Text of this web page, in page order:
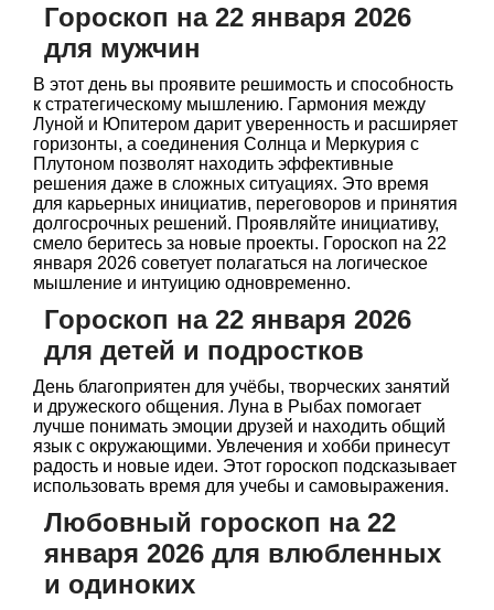
Гороскоп на 22 января 2026
для мужчин
В этот день вы проявите решимость и способность
к стратегическому мышлению. Гармония между
Луной и Юпитером дарит уверенность и расширяет
горизонты, а соединения Солнца и Меркурия с
Плутоном позволят находить эффективные
решения даже в сложных ситуациях. Это время
для карьерных инициатив, переговоров и принятия
долгосрочных решений. Проявляйте инициативу,
смело беритесь за новые проекты. Гороскоп на 22
января 2026 советует полагаться на логическое
мышление и интуицию одновременно.
Гороскоп на 22 января 2026
для детей и подростков
День благоприятен для учёбы, творческих занятий
и дружеского общения. Луна в Рыбах помогает
лучше понимать эмоции друзей и находить общий
язык с окружающими. Увлечения и хобби принесут
радость и новые идеи. Этот гороскоп подсказывает
использовать время для учебы и самовыражения.
Любовный гороскоп на 22
января 2026 для влюбленных
и одиноких